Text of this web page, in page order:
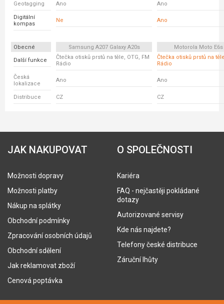
Geotagging Ano Ano
Digitální
kompas
Ne Ano
Obecné Samsung A207 Galaxy A20s
Motorola Moto
Další funkce
Čtečka otisků prstů na těle, OTG, FM
Rádio
Čtečka otisků prstů na
Rádio
Česká
lokalizace
Ano Ano
Distribuce CZ CZ
JAK NAKUPOVAT
Možnosti dopravy
Možnosti platby
Nákup na splátky
Obchodní podmínky
Zpracování osobních údajů
Obchodní sdělení
Jak reklamovat zboží
Cenová poptávka
O SPOLEČNOSTI
Kariéra
FAQ - nejčastěji pokládané
dotazy
Autorizované servisy
Kde nás najdete?
Telefony české distribuce
Záruční lhůty